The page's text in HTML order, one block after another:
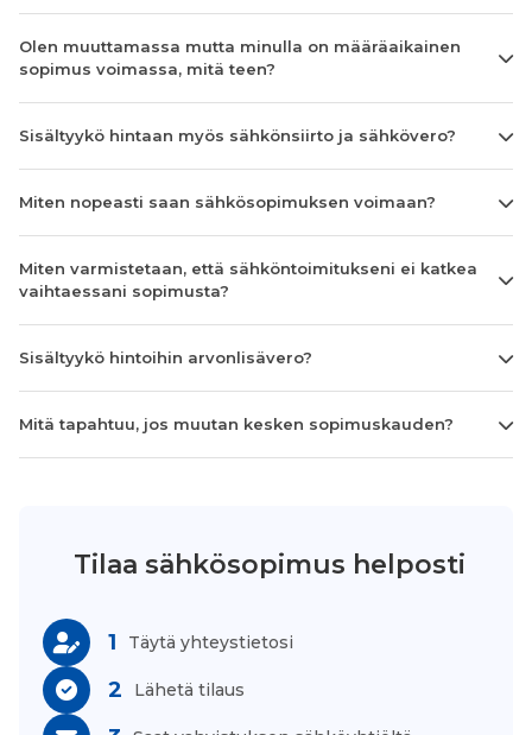
Olen muuttamassa mutta minulla on määräaikainen
sopimus voimassa, mitä teen?
Sisältyykö hintaan myös sähkönsiirto ja sähkövero?
Miten nopeasti saan sähkösopimuksen voimaan?
Miten varmistetaan, että sähköntoimitukseni ei katkea
vaihtaessani sopimusta?
Sisältyykö hintoihin arvonlisävero?
Mitä tapahtuu, jos muutan kesken sopimuskauden?
Tilaa sähkösopimus helposti
1 Täytä yhteystietosi
2 Lähetä tilaus